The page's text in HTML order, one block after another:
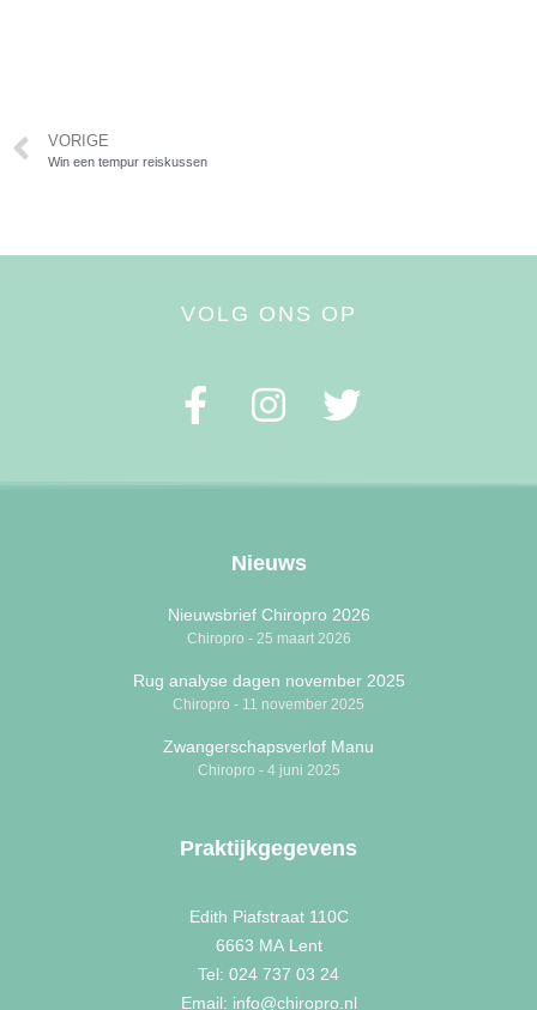
VORIGE
Win een tempur reiskussen
VOLG ONS OP
Nieuws
Nieuwsbrief Chiropro 2026
Chiropro 25 maart 2026
Rug analyse dagen november 2025
Chiropro 11 november 2025
Zwangerschapsverlof Manu
Chiropro 4 juni 2025
Praktijkgegevens
Edith Piafstraat 110C
6663 MA Lent
Tel: 024 737 03 24
Email: info@chiropro.nl